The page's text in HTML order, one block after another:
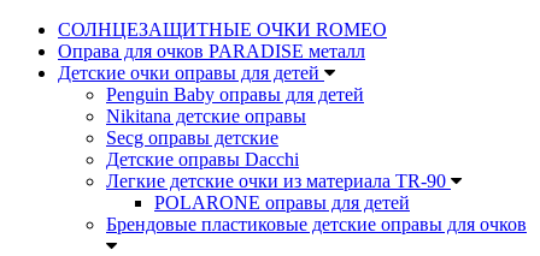
СОЛНЦЕЗАЩИТНЫЕ ОЧКИ ROMEO
Оправа для очков PARADISE металл
Детские очки оправы для детей
Penguin Baby оправы для детей
Nikitana детские оправы
Secg оправы детские
Детские оправы Dacchi
Легкие детские очки из материала TR-90
POLARONE оправы для детей
Брендовые пластиковые детские оправы для очков